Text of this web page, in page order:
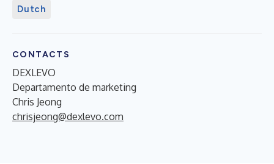
Dutch
CONTACTS
DEXLEVO
Departamento de marketing
Chris Jeong
chrisjeong@dexlevo.com